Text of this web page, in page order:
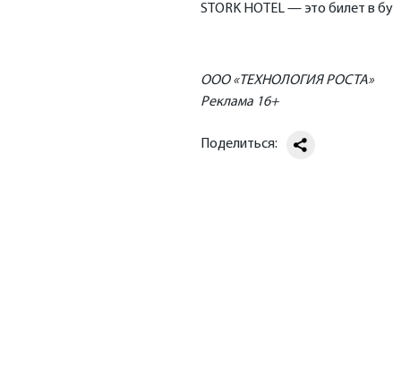
STORK HOTEL — это билет в
ООО «ТЕХНОЛОГИЯ РОСТА»
Реклама 16+
Поделиться: